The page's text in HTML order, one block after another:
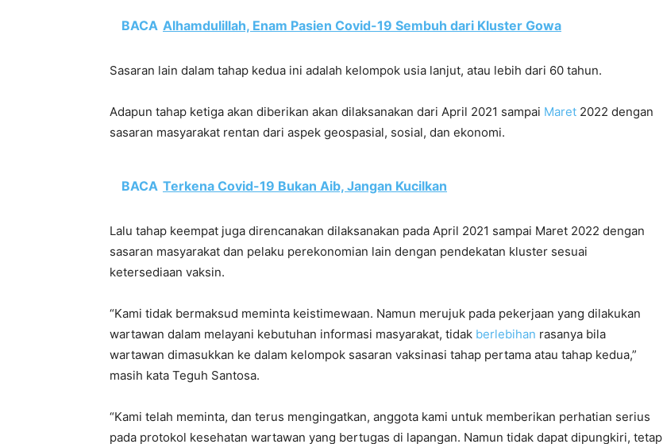
BACA Alhamdulillah, Enam Pasien Covid-19 Sembuh dari Kluster Gowa
Sasaran lain dalam tahap kedua ini adalah kelompok usia lanjut, atau lebih dari 60 tahun.
Adapun tahap ketiga akan diberikan akan dilaksanakan dari April 2021 sampai Maret 2022 dengan
sasaran masyarakat rentan dari aspek geospasial, sosial, dan ekonomi.
BACA Terkena Covid-19 Bukan Aib, Jangan Kucilkan
Lalu tahap keempat juga direncanakan dilaksanakan pada April 2021 sampai Maret 2022 dengan
sasaran masyarakat dan pelaku perekonomian lain dengan pendekatan kluster sesuai
ketersediaan vaksin.
“Kami tidak bermaksud meminta keistimewaan. Namun merujuk pada pekerjaan yang dilakukan
wartawan dalam melayani kebutuhan informasi masyarakat, tidak berlebihan rasanya bila
wartawan dimasukkan ke dalam kelompok sasaran vaksinasi tahap pertama atau tahap kedua,”
masih kata Teguh Santosa.
“Kami telah meminta, dan terus mengingatkan, anggota kami untuk memberikan perhatian serius
pada protokol kesehatan wartawan yang bertugas di lapangan. Namun tidak dapat dipungkiri, tetap